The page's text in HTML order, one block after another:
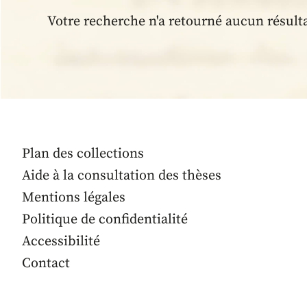
Votre recherche n'a retourné aucun
Plan des collections
Aide à la consultation des thèses
Mentions légales
Politique de confidentialité
Accessibilité
Contact